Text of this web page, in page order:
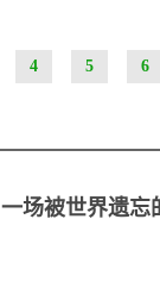
4 5 6
一场被世界遗忘